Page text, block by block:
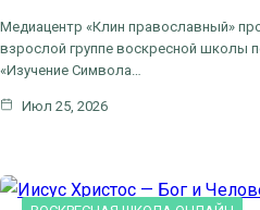
Медиацентр «Клин православный»
взрослой группе воскресной школы
«Изучение Символа…
Июл 25, 2026